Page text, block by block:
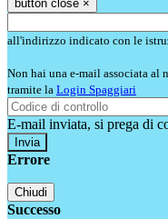
button close ×
all'indirizzo indicato con le
Non hai una e-mail associata al
tramite la Login Spaggiari
E-mail inviata, si prega di
Errore
Chiudi
Successo